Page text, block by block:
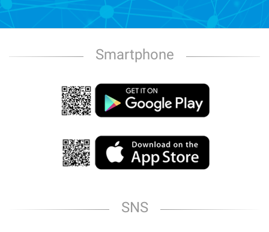
Smartphone
SNS